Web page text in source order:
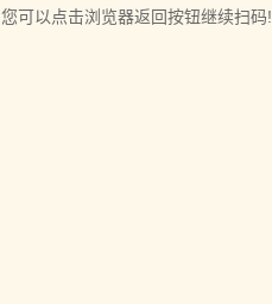
您可以点击浏览器返回按钮继续扫码!